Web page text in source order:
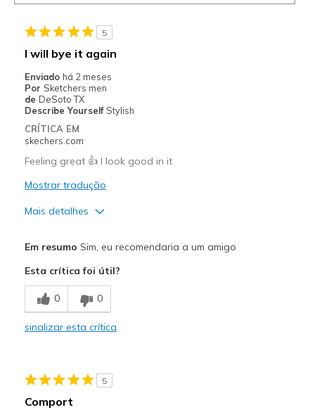
5
I will bye it again
Enviado há 2 meses
Por Sketchers men
de DeSoto TX
Describe Yourself Stylish
CRÍTICA EM
skechers.com
Feeling great 👍 I look good in it
Mostrar tradução
Mais detalhes
Stylish
Contras
Need of the above
Going Out
Em resumo Sim, eu recomendaria a um amigo
Esta crítica foi útil?
0 0
sinalizar esta crítica
5
Comport